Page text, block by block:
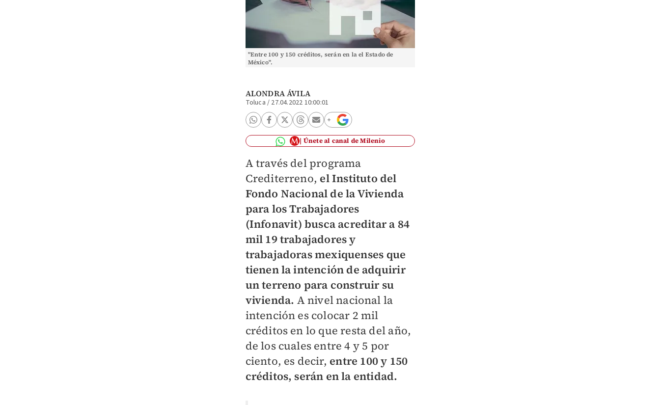
"Entre 100 y 150 créditos, serán en la el Estado de
México".
ALONDRA ÁVILA
Toluca / 27.04.2022 10:00:01
Únete al canal de Milenio
A través del programa
Crediterreno, elInstituto del
Fondo Nacional de la Vivienda
para los Trabajadores
(Infonavit) busca acreditar a 84
mil 19 trabajadores y
trabajadoras mexiquenses que
tienen la intención de adquirir
un terreno para construir su
vivienda. A nivel nacional la
intención es colocar 2 mil
créditos en lo que resta del año,
de los cuales entre 4 y 5 por
ciento, es decir, entre 100 y 150
créditos, serán en la entidad.